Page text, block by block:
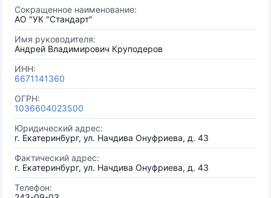
Сокращенное наименование:
АО "УК "Стандарт"
Имя руководителя:
Андрей Владимирович Круподеров
ИНН:
6671141360
ОГРН:
1036604023500
Юридический адрес:
г. Екатеринбург, ул. Начдива Онуфриева, д. 43
Фактический адрес:
г. Екатеринбург, ул. Начдива Онуфриева, д. 43
Телефон: